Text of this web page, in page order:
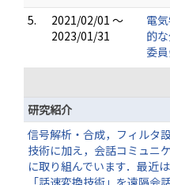
5.
2021/02/01 ～
2023/01/31
電
的
委
研究紹介
信号解析・合成，フィルタ
技術に加え，会話コミュニ
に取り組んでいます．最近
「話速変換技術」を遠隔会